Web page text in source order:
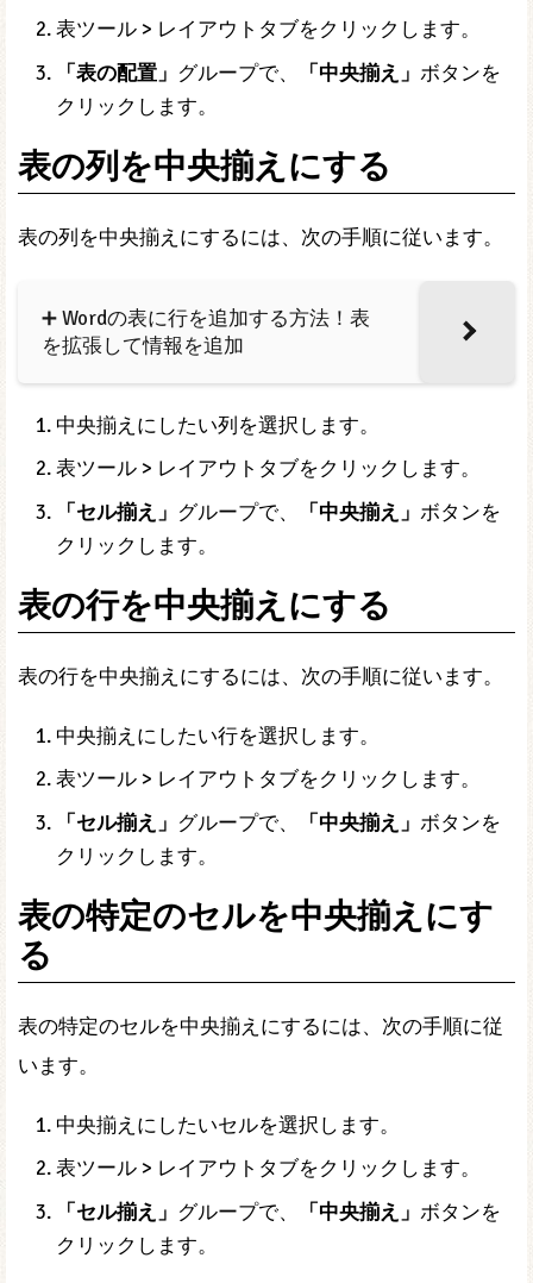
表ツール > レイアウトタブをクリックします。
「表の配置」 グループで、 「中央揃え」 ボタンを
クリックします。
表の列を中央揃えにする
表の列を中央揃えにするには、次の手順に従います。
➕ Wordの表に行を追加する方法！表
を拡張して情報を追加
中央揃えにしたい列を選択します。
表ツール > レイアウトタブをクリックします。
「セル揃え」 グループで、 「中央揃え」 ボタンを
クリックします。
表の行を中央揃えにする
表の行を中央揃えにするには、次の手順に従います。
中央揃えにしたい行を選択します。
表ツール > レイアウトタブをクリックします。
「セル揃え」 グループで、 「中央揃え」 ボタンを
クリックします。
表の特定のセルを中央揃えにす
る
表の特定のセルを中央揃えにするには、次の手順に従
います。
中央揃えにしたいセルを選択します。
表ツール > レイアウトタブをクリックします。
「セル揃え」 グループで、 「中央揃え」 ボタンを
クリックします。